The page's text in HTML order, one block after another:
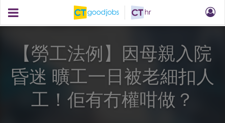
【勞工法例】因母親入院
昏迷 曠工一日被老細扣人
工！佢有冇權咁做？